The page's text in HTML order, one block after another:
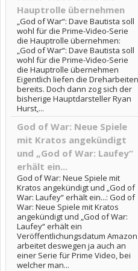
Hauptrolle übernehmen
„God of War“: Dave Bautista soll
wohl für die Prime-Video-Serie
die Hauptrolle übernehmen:
„God of War“: Dave Bautista soll
wohl für die Prime-Video-Serie
die Hauptrolle übernehmen
Eigentlich liefen die Dreharbeiten
bereits. Doch dann zog sich der
bisherige Hauptdarsteller Ryan
Hurst,...
God of War: Neue Spiele
mit Kratos angekündigt
und „God of War: Laufey“
erhält ein...
God of War: Neue Spiele mit
Kratos angekündigt und „God of
War: Laufey“ erhält ein...: God of
War: Neue Spiele mit Kratos
angekündigt und „God of War:
Laufey“ erhält ein
Veröffentlichungsdatum Amazon
arbeitet deswegen ja auch an
einer Serie für Prime Video, bei
welcher man...